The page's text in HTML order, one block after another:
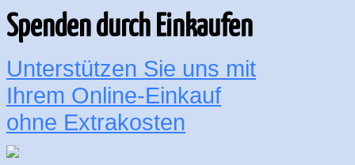
Spenden durch Einkaufen
Unterstützen Sie uns mit
Ihrem Online-Einkauf
ohne Extrakosten